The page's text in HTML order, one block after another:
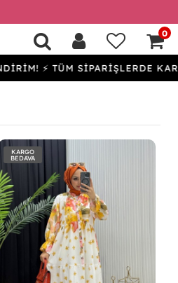
0
TÜM SİPARİŞLERDE KARGO
KARGO
BEDAVA